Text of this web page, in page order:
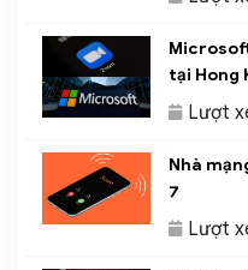
tại Hong
Lượt
Nhà
7
Lượt